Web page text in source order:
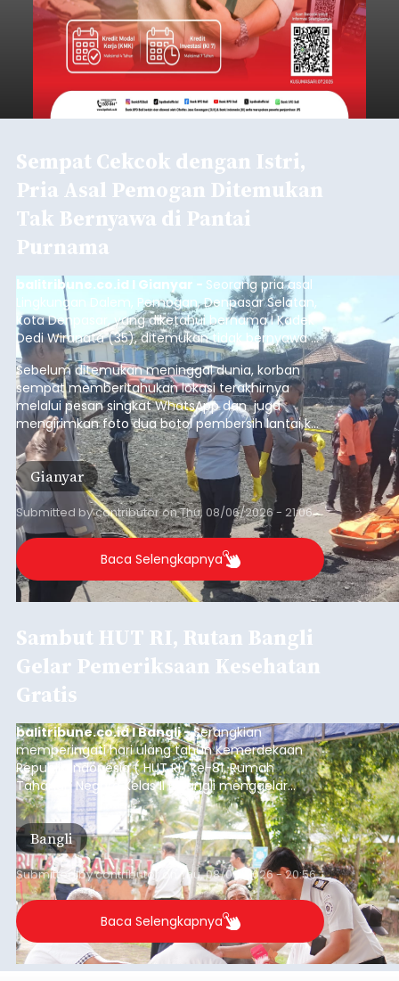
Sempat Cekcok dengan Istri,
Pria Asal Pemogan Ditemukan
Tak Bernyawa di Pantai
Purnama
balitribune.co.id I Gianyar - Seorang pria asal
Lingkungan Dalem, Pemogan, Denpasar Selatan,
Kota Denpasar, yang diketahui bernama I Kadek
Dedi Wiranata (35), ditemukan tidak bernyawa di
pesisir Pantai Purnama, Sukawati.
Sebelum ditemukan meninggal dunia, korban
sempat memberitahukan lokasi terakhirnya
melalui pesan singkat WhatsApp dan juga
mengirimkan foto dua botol pembersih lantai ke
istrinya.
Gianyar
Submitted bycontributoronThu, 08/06/2026 - 21:06
Baca Selengkapnya
Sambut HUT RI, Rutan Bangli
Gelar Pemeriksaan Kesehatan
Gratis
balitribune.co.id I Bangli -Serangkian
memperingati hari ulang tahun Kemerdekaan
Republik Indonesia ( HUT RI) ke-81, Rumah
Tahanan Negara Kelas II B Bangli menggelar
kegiatan pemeriksaan kesehatan gratis, Rabu
(6/8/2026).
Bangli
Submitted bycontributor Thu, 08/06/2026 - 20:56
Baca Selengkapnya